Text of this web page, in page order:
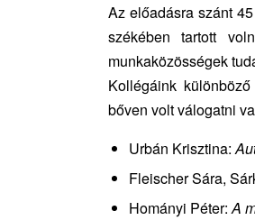
Az előadásra szánt
székében tartott
munkaközösségek
Kollégáink
bőven volt válogatni
Urbán Krisztina:
Fleischer Sára,
Hományi Péter:A